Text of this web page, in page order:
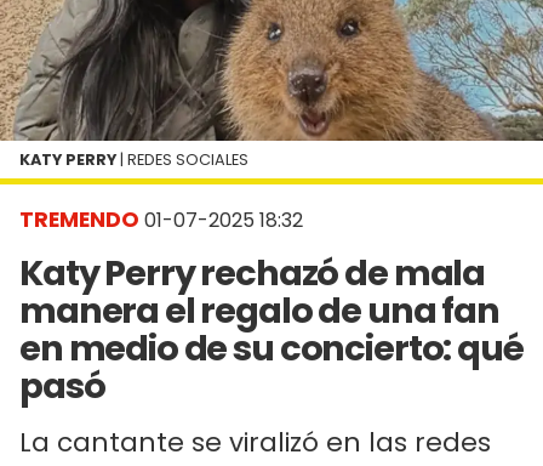
TREMENDO 01-07-2025 18:32
Katy Perry rechazó de mala
manera el regalo de una fan
en medio de su concierto: qué
pasó
La cantante se viralizó en las redes
KATY PERRY| REDES SOCIALES